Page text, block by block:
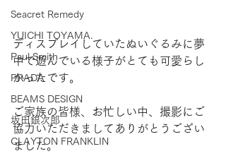
Seacret Remedy
YUICHI TOYAMA.
Paul Smith
PRADA
BEAMS DESIGN
坂田銀次郎
CLAYTON FRANKLIN
ディスプレイしていたぬいぐるみに夢
中で遊んでいる様子がとても可愛らし
かったです。
ご家族の皆様、お忙しい中、撮影にご
協力いただきましてありがとうござい
ました。